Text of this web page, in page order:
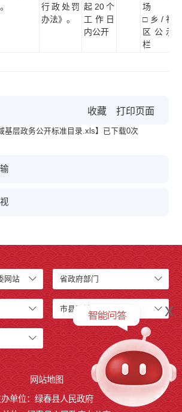
行政处罚
办法》。
起20个
工作日
内公开
场
□乡/社
区公示
栏
收藏 打印页面
基层政务公开标准目录.xls】已下载0次
网站 省政府部门
市县网站 x
网站地图
办单位：绿春县人民政府